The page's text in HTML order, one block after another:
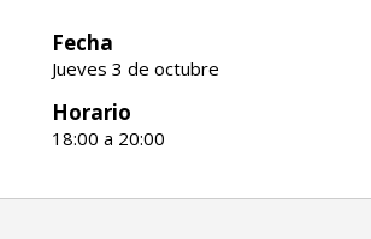
Fecha
Jueves 3 de octubre
Horario
18:00 a 20:00